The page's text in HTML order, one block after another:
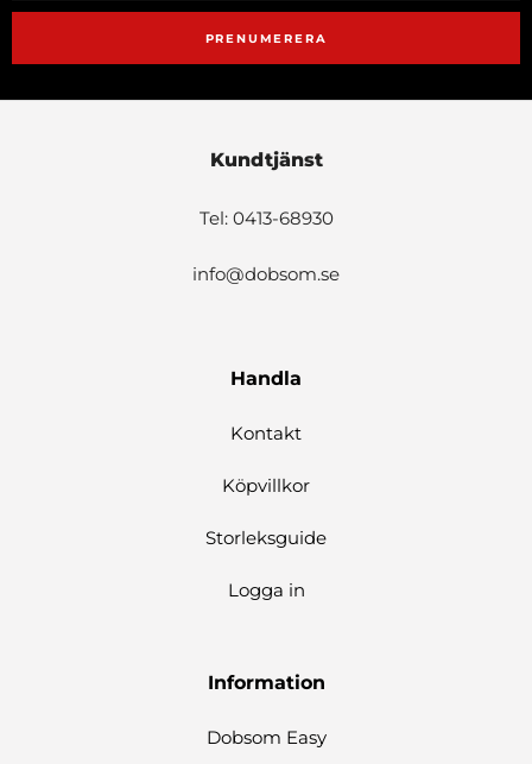
PRENUMERERA
Kundtjänst
Tel: 0413-68930
info@dobsom.se
Handla
Kontakt
Köpvillkor
Storleksguide
Logga in
Information
Dobsom Easy